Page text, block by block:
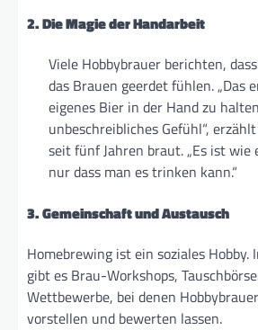
2. Die Magie der Handarbeit
Viele Hobbybrauer berichten,
das Brauen geerdet fühlen. „Das
eigenes Bier in der Hand zu
unbeschreibliches Gefühl“,
seit fünf Jahren braut. „Es ist wie
nur dass man es trinken kann.“
3. Gemeinschaft und Austausch
Homebrewing ist ein soziales Hobby.
gibt es Brau-Workshops,
Wettbewerbe, bei denen
vorstellen und bewerten lassen.